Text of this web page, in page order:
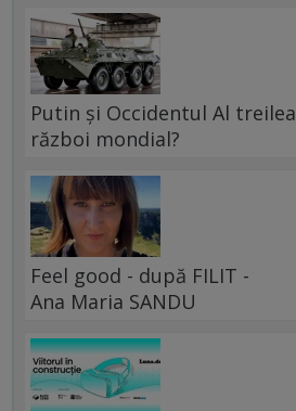
Putin și Occidentul Al treilea
război mondial?
Feel good - după FILIT -
Ana Maria SANDU